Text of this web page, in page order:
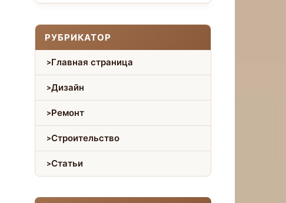
РУБРИКАТОР
Главная страница
Дизайн
Ремонт
Строительство
Статьи